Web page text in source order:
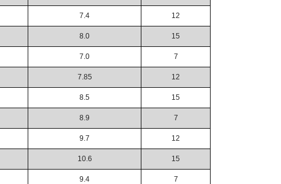
7.4 12
8.0 15
7.0 7
7.85 12
8.5 15
8.9 7
9.7 12
10.6 15
9.4 7